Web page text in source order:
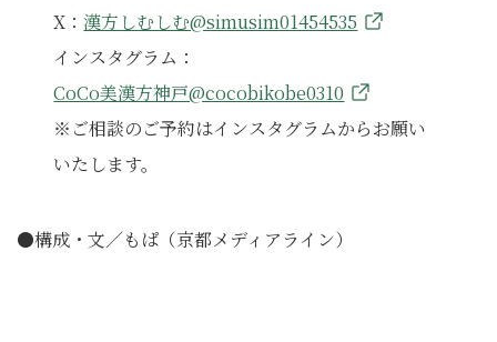
X：漢方しむしむ@simusim01454535
インスタグラム：
CoCo美漢方神戸@cocobikobe0310
※ご相談のご予約はインスタグラムからお願い
いたします。
●構成・文／もぱ（京都メディアライン）